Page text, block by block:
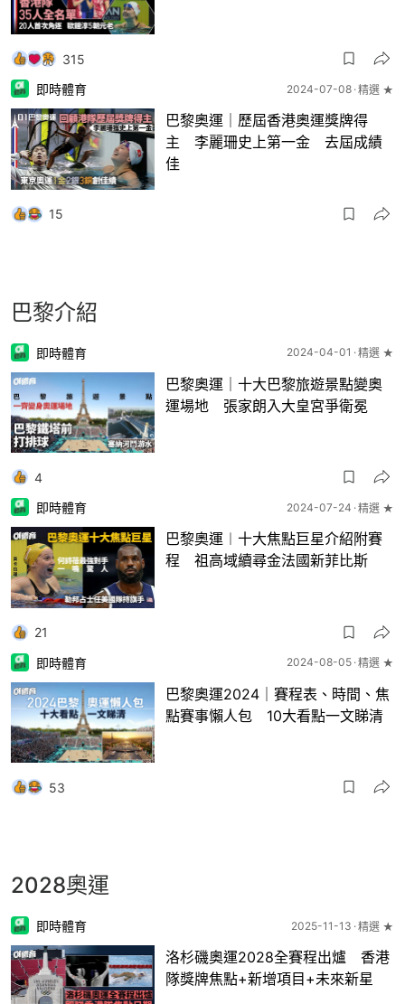
315
即時體育
2024-07-08 精選 ★
巴黎奧運｜歷屆香港奧運獎牌得
主 李麗珊史上第一金 去屆成績
佳
15
巴黎介紹
即時體育 2024-04-01 精選 ★
巴黎奧運｜十大巴黎旅遊景點變奧
運場地 張家朗入大皇宮爭衛冕
4
即時體育
2024-07-24 精選 ★
巴黎奧運︱十大焦點巨星介紹附賽
程 祖高域續尋金法國新菲比斯
21
即時體育
2024-08-05 精選 ★
巴黎奧運2024｜賽程表、時間、焦
點賽事懶人包 10大看點一文睇清
53
2028奧運
即時體育 2025-11-13 精選 ★
洛杉磯奧運2028全賽程出爐 香港
隊獎牌焦點+新增項目+未來新星